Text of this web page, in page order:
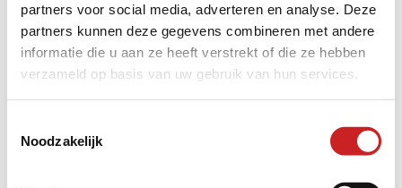
partners voor social media, adverteren en analyse. Deze
partners kunnen deze gegevens combineren met andere
informatie die u aan ze heeft verstrekt of die ze hebben
verzameld op basis van uw gebruik van hun services.
Noodzakelijk
loadingwww.adggroep.nl
for more